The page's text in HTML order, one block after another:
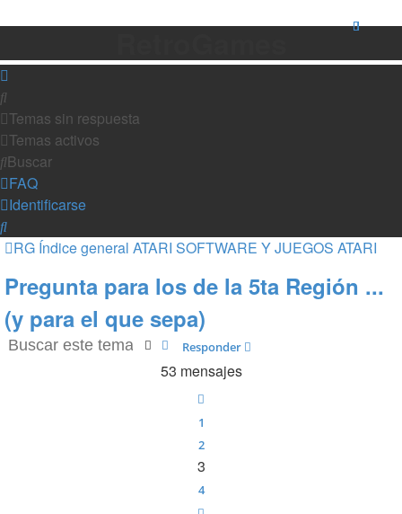
Temas sin respuesta
Temas activos
Buscar
FAQ
Identificarse
Buscar
RG Índice general ATARI SOFTWARE Y JUEGOS ATARI
Pregunta para los de la 5ta Región ...
(y para el que sepa)
Responder
BuscarBúsqueda avanzada
53 mensajes
1
2
3
4